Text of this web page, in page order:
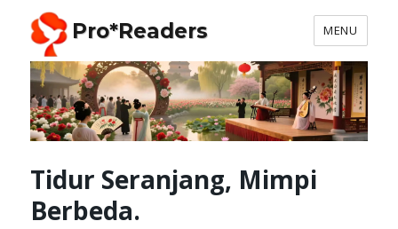
Pro*Readers MENU
Tidur Seranjang, Mimpi
Berbeda.